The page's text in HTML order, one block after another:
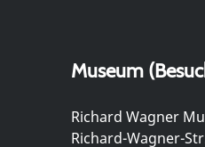
Museum
Richard Wagner
Richard-Wagner-